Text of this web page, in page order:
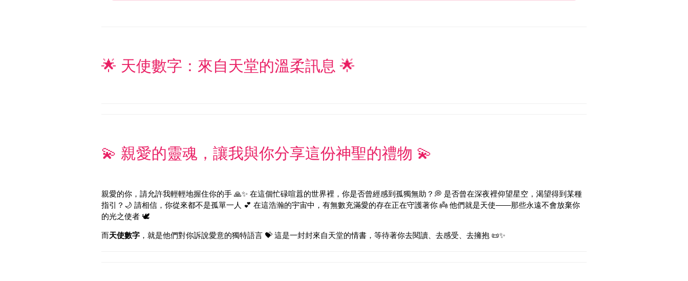
🌟 天使數字：來自天堂的溫柔訊息 🌟
💫 親愛的靈魂，讓我與你分享這份神聖的禮物 💫
親愛的你，請允許我輕輕地握住你的手 🙏✨ 在這個忙碌喧囂的世界裡，你是否曾經感到孤獨無助？💭 是否曾在深夜裡仰望星空，渴望得到某種
指引？🌙 請相信，你從來都不是孤單一人 💕 在這浩瀚的宇宙中，有無數充滿愛的存在正在守護著你 👼 他們就是天使——那些永遠不會放棄你
的光之使者 🕊️
而天使數字 ，就是他們對你訴說愛意的獨特語言 💝 這是一封封來自天堂的情書，等待著你去閱讀、去感受、去擁抱 📜✨